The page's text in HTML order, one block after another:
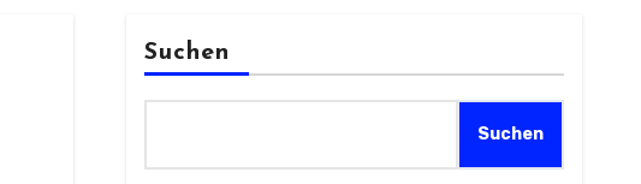
Suchen
Suchen